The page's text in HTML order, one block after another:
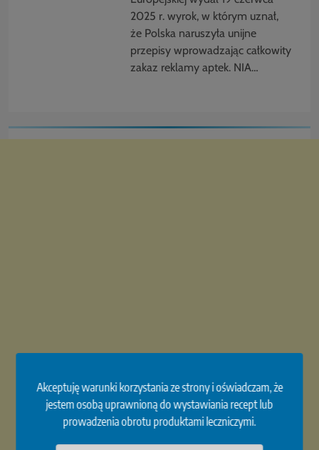
Akceptuję warunki korzystania ze strony i oświadczam, że
jestem osobą uprawnioną do wystawiania recept lub
prowadzenia obrotu produktami leczniczymi.
2025 r. wyrok, w którym uznał,
że Polska naruszyła unijne
przepisy wprowadzając całkowity
zakaz reklamy aptek. NIA…